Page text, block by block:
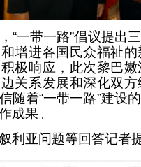
带一路”倡议提出
增进各国民众福祉
极响应，此次黎巴
关系发展和深化双
随着“一带一路”建设
成果。
亚问题等回答记者